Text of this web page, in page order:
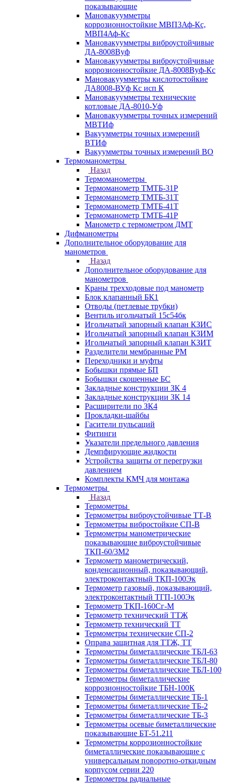
показывающие
Мановакуумметры
коррозионностойкие МВП3Аф-Кс,
МВП4Аф-Кс
Мановакуумметры виброустойчивые
ДА-8008Вуф
Мановакуумметры виброустойчивые
коррозионностойкие ДА-8008Вуф-Кс
Мановакуумметры кислотостойкие
ДА8008-ВУф Кс исп К
Мановакуумметры технические
котловые ДА-8010-Уф
Мановакуумметры точных измерений
МВТИф
Вакуумметры точных измерений
ВТИф
Вакуумметры точных измерений ВО
Термоманометры
Назад
Термоманометры
Термоманометр ТМТБ-31Р
Термоманометр ТМТБ-31Т
Термоманометр ТМТБ-41Т
Термоманометр ТМТБ-41Р
Манометр с термометром ДМТ
Дифманометры
Дополнительное оборудование для
манометров
Назад
Дополнительное оборудование для
манометров
Краны трехходовые под манометр
Блок клапанный БК1
Отводы (петлевые трубки)
Вентиль игольчатый 15с54бк
Игольчатый запорный клапан КЗИС
Игольчатый запорный клапан КЗИМ
Игольчатый запорный клапан КЗИТ
Разделители мембранные РМ
Переходники и муфты
Бобышки прямые БП
Бобышки скошенные БС
Закладные конструкции ЗК 4
Закладные конструкции ЗК 14
Расширители по ЗК4
Прокладки-шайбы
Гасители пульсаций
Фитинги
Указатели предельного давления
Демпфирующие жидкости
Устройства защиты от перегрузки
давлением
Комплекты КМЧ для монтажа
Термометры
Назад
Термометры
Термометры виброустойчивые ТТ-В
Термометры вибростойкие СП-В
Термометры манометрические
показывающие виброустойчивые
ТКП-60/3М2
Термометр манометрический,
конденсационный, показывающий,
электроконтактный ТКП-100Эк
Термометр газовый, показывающий,
электроконтактный ТГП-100Эк
Термометр ТКП-160Сг-М
Термометр технический ТТЖ
Термометр технический ТТ
Термометры технические СП-2
Оправа защитная для ТТЖ, ТТ
Термометры биметаллические ТБЛ-63
Термометры биметаллические ТБЛ-80
Термометры биметаллические ТБЛ-100
Термометры биметаллические
коррозионностойкие ТБН-100К
Термометры биметаллические ТБ-1
Термометры биметаллические ТБ-2
Термометры биметаллические ТБ-3
Термометры осевые биметаллические
показывающие БТ-51.211
Термометры коррозионностойкие
биметаллические показывающие с
универсальным поворотно-откидным
корпусом серии 220
Термометры радиальные